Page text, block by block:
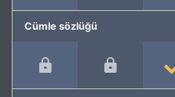
Cümle sözlüğü